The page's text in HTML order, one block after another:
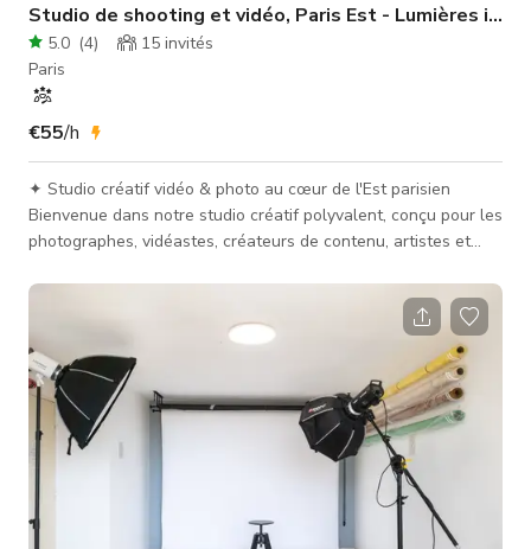
Studio de shooting et vidéo, Paris Est - Lumières incluses
5.0 (4) 15 invités
Paris
€55/h
✦ Studio créatif vidéo & photo au cœur de l'Est parisien
Bienvenue dans notre studio créatif polyvalent, conçu pour les
photographes, vidéastes, créateurs de contenu, artistes et
entièrement équipé pour donner vie à vos projets visuels —
que vous ayez besoin d'un studio photo à Paris, d'un lieu de
tournage vidéo, d'un espace pour des interviews ou des
castings. Idéal pour : • Photographie lifestyle, portrait, e-co